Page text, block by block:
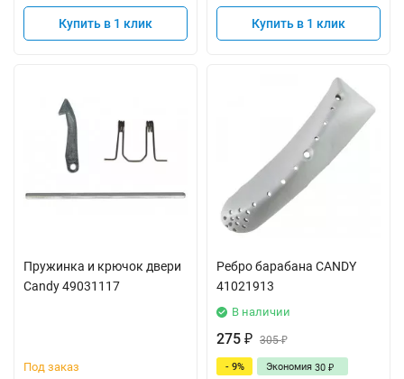
Купить в 1 клик Купить в 1 клик
Пружинка и крючок двери
Candy 49031117
Под заказ
Ребро барабана CANDY
41021913
В наличии
275 ₽ 305₽
- 9% Экономия 30 ₽